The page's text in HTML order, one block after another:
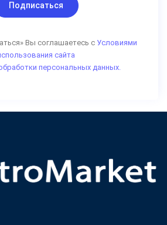
Подписаться
Вы соглашаетесь с Условиями
сайта
персональных данных.